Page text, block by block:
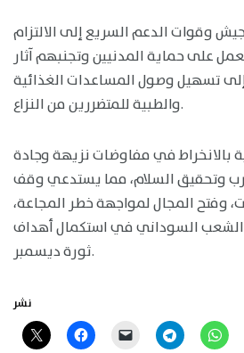
وقوات الدعم السريع إلى الالتزام
على حماية المدنيين وتجنبهم آثار
إلى تسهيل وصول المساعدات الغذائية
والطبية للمتضررين من النزاع.
بالانخراط في مفاوضات نزيهة وجادة
وتحقيق السلام، مما يستدعي وقف
وفتح المجال لمواجهة خطر المجاعة،
الشعب السوداني في استكمال أهداف
ثورة ديسمبر.
نشر